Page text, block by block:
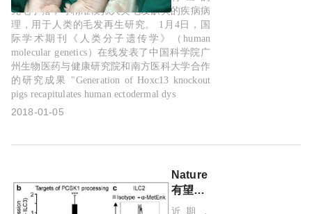
动物感染 敲除验证 疫苗 取得进
展
无毛小猪，可精准模拟人类毛发缺失的疾病病
理，用于人类的毛发再生研究。 1月4日，国
际学术期刊《人类分子遗传学》（human
molecular genetics）在线发表了中国科学院广
州生物医药与健康研究院和南方医科大学合作
的研究成果 "Generation of Hoxc13 knockout
pigs recapitulates human ectodermal dys
2018-01-05
Nature：
有望发
现治疗
近期，